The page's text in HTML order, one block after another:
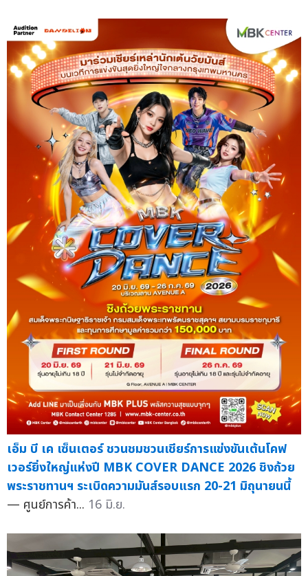
เอ็ม บี เค เซ็นเตอร์ ชวนชมชวนเชียร์การแข่งขันเต้นโคฟ
เวอร์ยิ่งใหญ่แห่งปี MBK COVER DANCE 2026 ชิงถ้วย
พระราชทานฯ ระเบิดความมันส์รอบแรก 20-21 มิถุนายนนี้
— ศูนย์การค้า... 16 มิ.ย.